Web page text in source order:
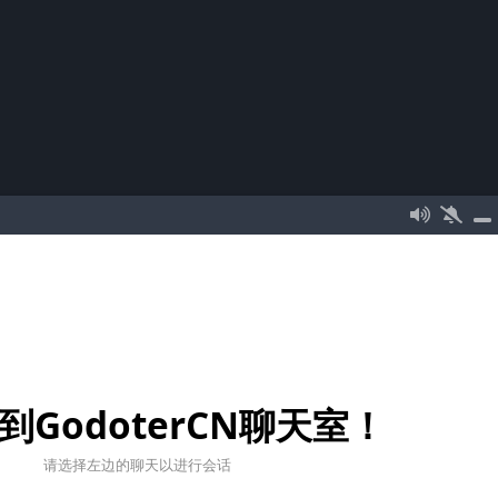
GodoterCN聊天室！
请选择左边的聊天以进行会话